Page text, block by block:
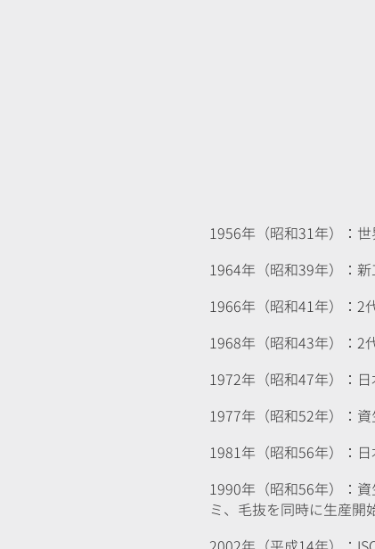
1956年（昭和31年）：
1964年（昭和39年）：
1966年（昭和41年）：2
1968年（昭和43年）：2
1972年（昭和47年）：
1977年（昭和52年）：
1981年（昭和56年）：
1990年（昭和56年）：
ミ、毛抜を同時に生産開